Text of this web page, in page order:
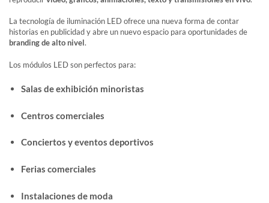
La tecnología de iluminación LED ofrece una nueva forma de contar
historias en publicidad y abre un nuevo espacio para oportunidades de
branding de alto nivel.
Los módulos LED son perfectos para:
Salas de exhibición minoristas
Centros comerciales
Conciertos y eventos deportivos
Ferias comerciales
Instalaciones de moda